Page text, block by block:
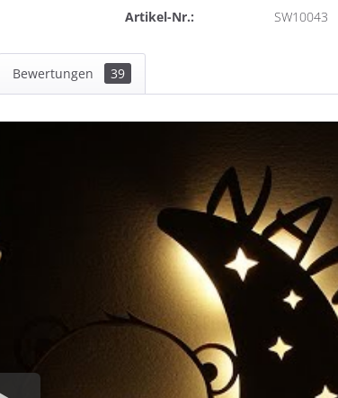
Artikel-Nr.:
SW10043
Bewertungen 39